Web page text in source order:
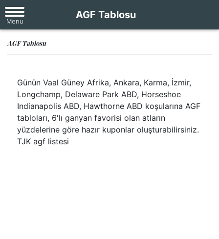
AGF Tablosu
AGF Tablosu
Günün Vaal Güney Afrika, Ankara, Karma, İzmir,
Longchamp, Delaware Park ABD, Horseshoe
Indianapolis ABD, Hawthorne ABD koşularına AGF
tabloları, 6'lı ganyan favorisi olan atların
yüzdelerine göre hazır kuponlar oluşturabilirsiniz.
TJK agf listesi